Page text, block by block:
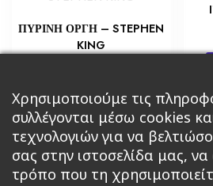
ΠΥΡΙΝΗ ΟΡΓΗ – STEPHEN
KING
Προσθήκη στο καλάθι
Χρησιμοποιούμε τις
συλλέγονται μέσω cookies
τεχνολογιών για να
σας στην ιστοσελίδα μας,
τρόπο που τη